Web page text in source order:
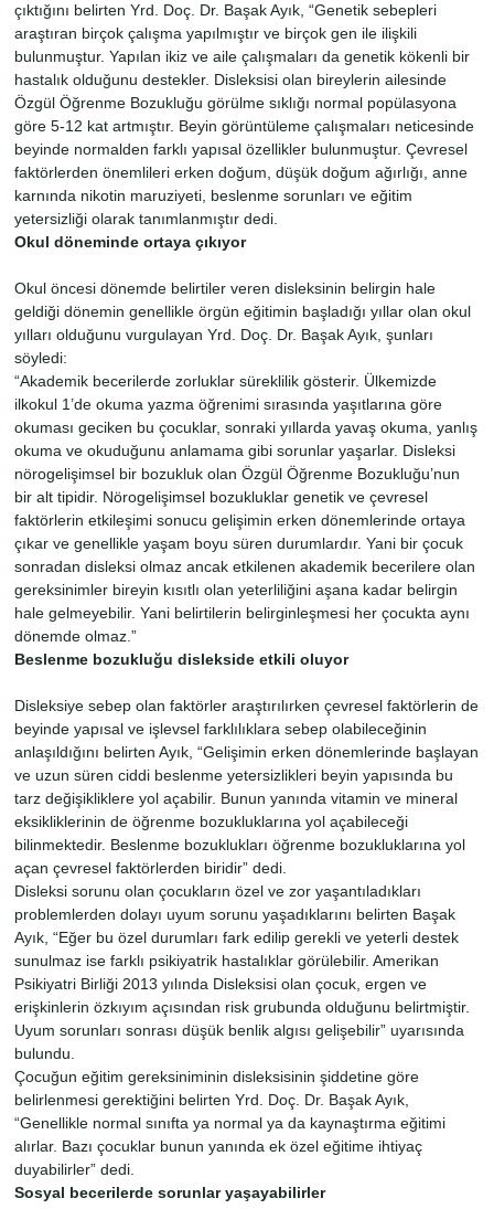
çıktığını belirten Yrd. Doç. Dr. Başak Ayık, “Genetik sebepleri
araştıran birçok çalışma yapılmıştır ve birçok gen ile ilişkili
bulunmuştur. Yapılan ikiz ve aile çalışmaları da genetik kökenli bir
hastalık olduğunu destekler. Disleksisi olan bireylerin ailesinde
Özgül Öğrenme Bozukluğu görülme sıklığı normal popülasyona
göre 5-12 kat artmıştır. Beyin görüntüleme çalışmaları neticesinde
beyinde normalden farklı yapısal özellikler bulunmuştur. Çevresel
faktörlerden önemlileri erken doğum, düşük doğum ağırlığı, anne
karnında nikotin maruziyeti, beslenme sorunları ve eğitim
yetersizliği olarak tanımlanmıştır dedi.
Okul döneminde ortaya çıkıyor
Okul öncesi dönemde belirtiler veren disleksinin belirgin hale
geldiği dönemin genellikle örgün eğitimin başladığı yıllar olan okul
yılları olduğunu vurgulayan Yrd. Doç. Dr. Başak Ayık, şunları
söyledi:
“Akademik becerilerde zorluklar süreklilik gösterir. Ülkemizde
ilkokul 1’de okuma yazma öğrenimi sırasında yaşıtlarına göre
okuması geciken bu çocuklar, sonraki yıllarda yavaş okuma, yanlış
okuma ve okuduğunu anlamama gibi sorunlar yaşarlar. Disleksi
nörogelişimsel bir bozukluk olan Özgül Öğrenme Bozukluğu’nun
bir alt tipidir. Nörogelişimsel bozukluklar genetik ve çevresel
faktörlerin etkileşimi sonucu gelişimin erken dönemlerinde ortaya
çıkar ve genellikle yaşam boyu süren durumlardır. Yani bir çocuk
sonradan disleksi olmaz ancak etkilenen akademik becerilere olan
gereksinimler bireyin kısıtlı olan yeterliliğini aşana kadar belirgin
hale gelmeyebilir. Yani belirtilerin belirginleşmesi her çocukta aynı
dönemde olmaz.”
Beslenme bozukluğu dislekside etkili oluyor
Disleksiye sebep olan faktörler araştırılırken çevresel faktörlerin de
beyinde yapısal ve işlevsel farklılıklara sebep olabileceğinin
anlaşıldığını belirten Ayık, “Gelişimin erken dönemlerinde başlayan
ve uzun süren ciddi beslenme yetersizlikleri beyin yapısında bu
tarz değişikliklere yol açabilir. Bunun yanında vitamin ve mineral
eksikliklerinin de öğrenme bozukluklarına yol açabileceği
bilinmektedir. Beslenme bozuklukları öğrenme bozukluklarına yol
açan çevresel faktörlerden biridir” dedi.
Disleksi sorunu olan çocukların özel ve zor yaşantıladıkları
problemlerden dolayı uyum sorunu yaşadıklarını belirten Başak
Ayık, “Eğer bu özel durumları fark edilip gerekli ve yeterli destek
sunulmaz ise farklı psikiyatrik hastalıklar görülebilir. Amerikan
Psikiyatri Birliği 2013 yılında Disleksisi olan çocuk, ergen ve
erişkinlerin özkıyım açısından risk grubunda olduğunu belirtmiştir.
Uyum sorunları sonrası düşük benlik algısı gelişebilir” uyarısında
bulundu.
Çocuğun eğitim gereksiniminin disleksisinin şiddetine göre
belirlenmesi gerektiğini belirten Yrd. Doç. Dr. Başak Ayık,
“Genellikle normal sınıfta ya normal ya da kaynaştırma eğitimi
alırlar. Bazı çocuklar bunun yanında ek özel eğitime ihtiyaç
duyabilirler” dedi.
Sosyal becerilerde sorunlar yaşayabilirler